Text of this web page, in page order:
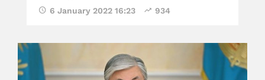
6 January 2022 16:23 934